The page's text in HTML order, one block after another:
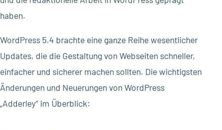
haben.
WordPress 5.4 brachte eine ganze Reihe wesentlicher
Updates, die die Gestaltung von Webseiten schneller,
einfacher und sicherer machen sollten. Die wichtigsten
Änderungen und Neuerungen von WordPress
„Adderley“ im Überblick: